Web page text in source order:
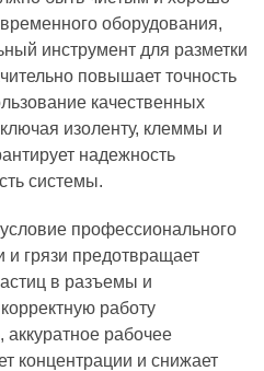
оборудования,
инструмент для разметки
повышает точность
качественных
изоленту, клеммы и
надежность
системы.
профессионального
и грязи предотвращает
в разъемы и
работу
аккуратное рабочее
концентрации и снижает